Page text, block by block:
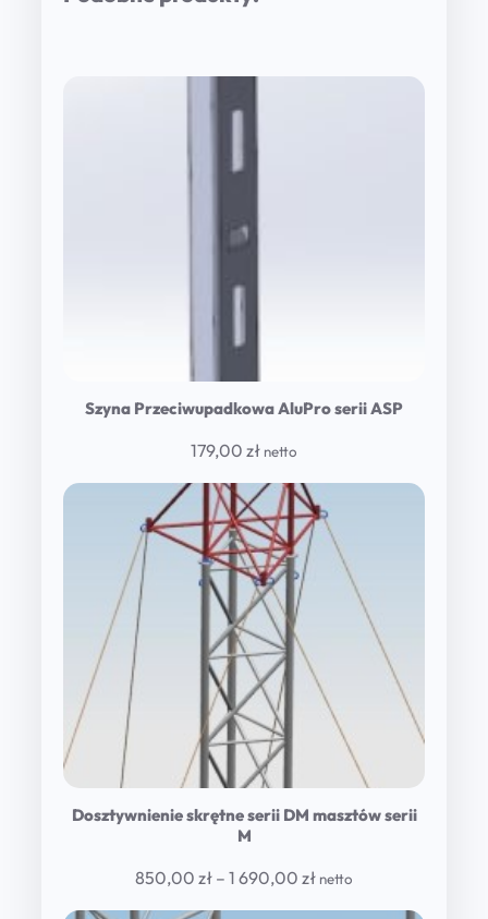
Szyna Przeciwupadkowa AluPro serii ASP
179,00 zł netto
Dosztywnienie skrętne serii DM masztów serii
M
850,00 zł – 1 690,00 złPrice
range:
netto